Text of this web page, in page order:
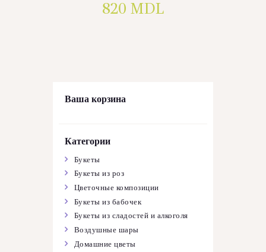
820 MDL
Ваша корзина
Категории
Букеты
Букеты из роз
Цветочные композиции
Букеты из бабочек
Букеты из сладостей и алкоголя
Воздушные шары
Домашние цветы